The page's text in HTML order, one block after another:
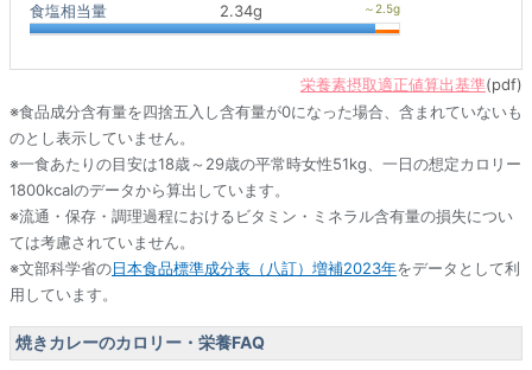
食塩相当量 2.34g
栄養素摂取適正値算出基準(pdf)
※食品成分含有量を四捨五入し含有量が0になった場合、含まれていないも
のとし表示していません。
※一食あたりの目安は18歳～29歳の平常時女性51kg、一日の想定カロリー
1800kcalのデータから算出しています。
※流通・保存・調理過程におけるビタミン・ミネラル含有量の損失につい
ては考慮されていません。
※文部科学省の日本食品標準成分表（八訂）増補2023年をデータとして利
用しています。
焼きカレーのカロリー・栄養FAQ